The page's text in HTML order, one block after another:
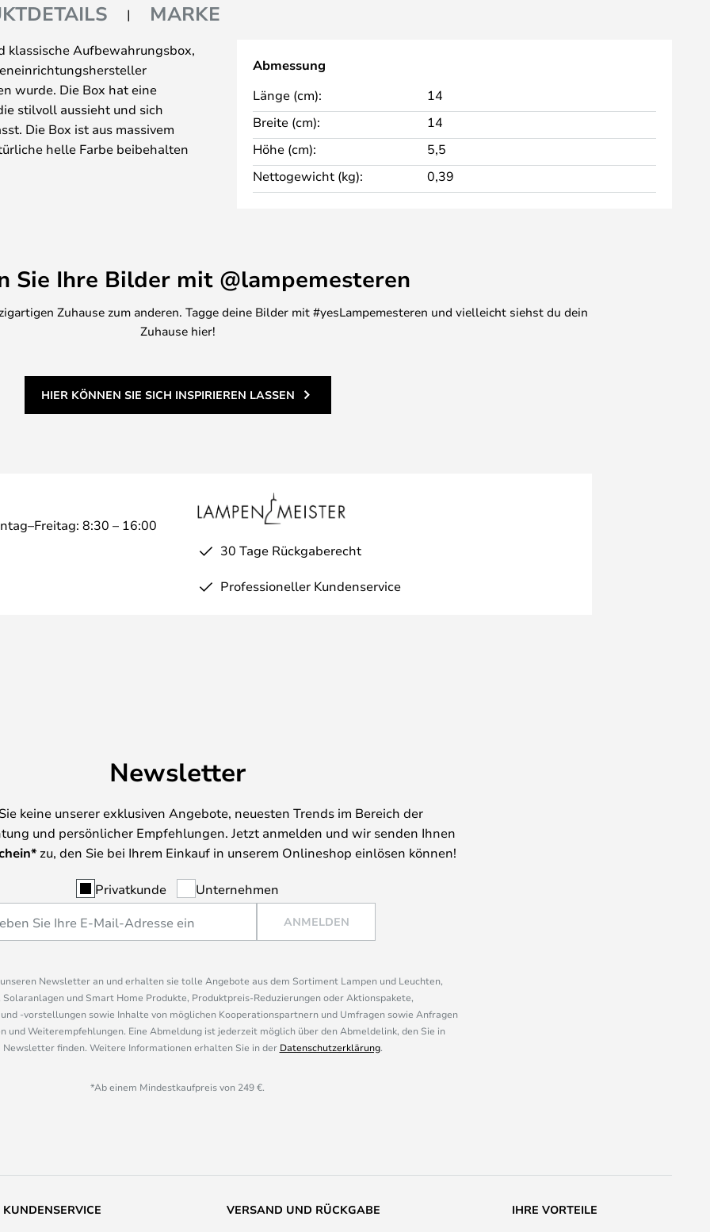
MARKE
klassische Aufbewahrungsbox,
wurde. Die Box hat eine
stilvoll aussieht und sich
Die Box ist aus massivem
helle Farbe beibehalten
Element verleiht.
während der Deckel selbst
dienen kann.
die aus schönen und
Abmessung
Länge (cm):
14
Breite (cm):
14
Höhe (cm):
5,5
Nettogewicht (kg):
0,39
Sie Ihre Bilder mit @lampemesteren
Zuhause zum anderen. Tagge deine Bilder mit #yesLampemesteren und vielleicht siehst du dein
Zuhause hier!
HIER KÖNNEN SIE SICH INSPIRIEREN LASSEN
8:30 – 16:00
30 Tage Rückgaberecht
Professioneller Kundenservice
Newsletter
keine unserer exklusiven Angebote, neuesten Trends im Bereich der
und persönlicher Empfehlungen. Jetzt anmelden und wir senden Ihnen
zu, den Sie bei Ihrem Einkauf in unserem Onlineshop einlösen können!
Privatkunde Unternehmen
ANMELDEN
Newsletter an und erhalten sie tolle Angebote aus dem Sortiment Lampen und Leuchten,
und Smart Home Produkte, Produktpreis-Reduzierungen oder Aktionspakete,
-vorstellungen sowie Inhalte von möglichen Kooperationspartnern und Umfragen sowie Anfragen
und Weiterempfehlungen. Eine Abmeldung ist jederzeit möglich über den Abmeldelink, den Sie in
Newsletter finden. Weitere Informationen erhalten Sie in der Datenschutzerklärung.
*Ab einem Mindestkaufpreis von 249 €.
KUNDENSERVICE VERSAND UND RÜCKGABE IHRE VORTEILE